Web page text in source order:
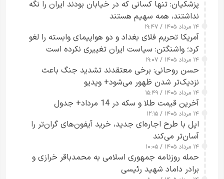
پزشکیان: تنها کسانی که در خیابان بودند ایران را نگه
نداشتند، همه سهیم هستند
۱۴ مرداد ۱۴۰۵ / ۱۹:۴۷
آمریکا تحریم فلای بغداد و دو هواپیمای وابسته را لغو
کرد؛ واشنگتن: سیاست ایران تغییری نکرده است
۱۴ مرداد ۱۴۰۵ / ۱۹:۰۷
حسن روحانی: برخی معتقدند تشدید جنگ باعث
نزدیک‌تر شدن ظهور می‌شود+ ویدیو
۱۴ مرداد ۱۴۰۵ / ۱۵:۴۹
آخرین قیمت طلا و سکه در 14 مرداد+ جدول
۱۴ مرداد ۱۴۰۵ / ۱۲:۱۵
اپل با طرح اجاره‌ای جدید، خرید آیفون‌های گران‌تر را
آسان‌تر می‌کند
۱۴ مرداد ۱۴۰۵ / ۱۰:۰۵
حمله روزنامه جمهوری اسلامی به محمدباقر خرازی و
برادر داماد شهید رئیسی